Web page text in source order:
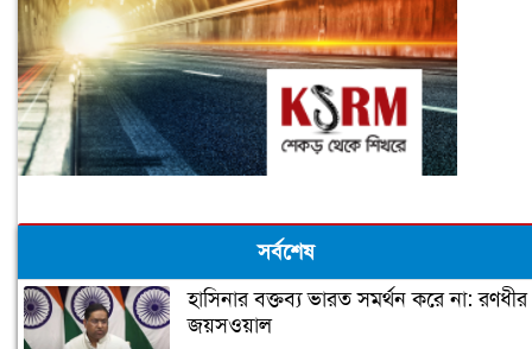
সর্বশেষ
হাসিনার বক্তব্য ভারত সমর্থন করে না: রণধীর
জয়সওয়াল